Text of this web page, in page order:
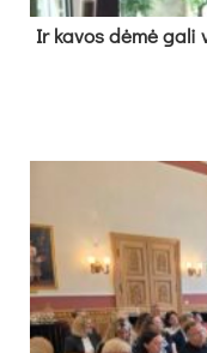
Ir ka­vos dė­mė ga­li